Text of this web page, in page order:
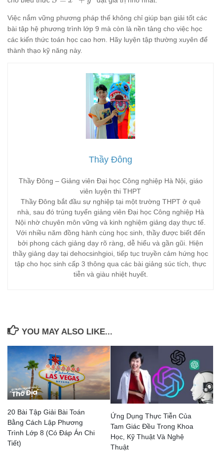
\end{cases}
+
y^2
Việc nắm vững phương pháp thế không chỉ giúp bạn giải tốt các
bài tập hệ phương trình lớp 9 mà còn là nền tảng cho việc học
các kiến thức toán học cao hơn. Hãy luyện tập thường xuyên để
thành thạo kỹ năng này.
Thầy Đông
Thầy Đông – Giảng viên Đại học Công nghiệp Hà Nội, giáo
viên luyện thi THPT
Thầy Đông bắt đầu sự nghiệp tại một trường THPT ở quê
nhà, sau đó trúng tuyển giảng viên Đại học Công nghiệp Hà
Nội nhờ chuyên môn vững và kinh nghiệm giảng dạy thực tế.
Với nhiều năm đồng hành cùng học sinh, thầy được biết đến
bởi phong cách giảng dạy rõ ràng, dễ hiểu và gần gũi. Hiện
thầy giảng dạy tại dehocsinhgioi, tiếp tục truyền cảm hứng học
tập cho học sinh cấp 3 thông qua các bài giảng súc tích, thực
tiễn và giàu nhiệt huyết.
YOU MAY ALSO LIKE...
20 Bài Tập Giải Bài Toán
Bằng Cách Lập Phương
Trình Lớp 8 (Có Đáp Án Chi
Tiết)
Ứng Dụng Thực Tiễn Của
Tam Giác Đều Trong Khoa
Học, Kỹ Thuật Và Nghệ
Thuật